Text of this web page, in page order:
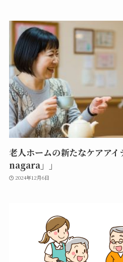
老人ホームの新たなケアア
nagara」」
2024年12月6日